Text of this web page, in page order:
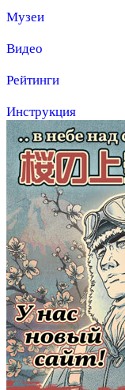
Музеи
Видео
Рейтинги
Инструкция